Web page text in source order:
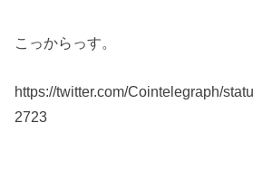
こっからっす。
https://twitter.com/Cointelegraph/
2723